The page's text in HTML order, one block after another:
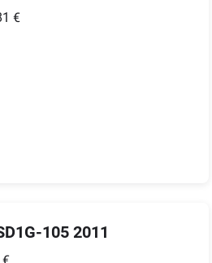
€
105 2011